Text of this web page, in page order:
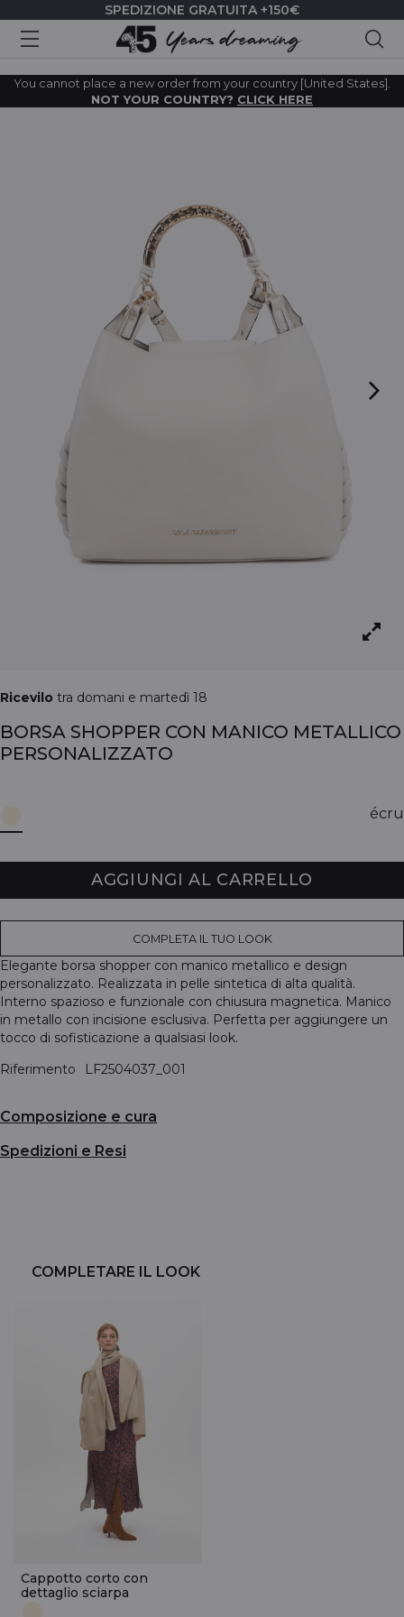
SPEDIZIONE GRATUITA +150€
You cannot place a new order from your country [United States].
NOT YOUR COUNTRY? CLICK HERE
Ricevilo tra domani e martedì 18
BORSA SHOPPER CON MANICO METALLICO
PERSONALIZZATO
écru
AGGIUNGI AL CARRELLO
COMPLETA IL TUO LOOK
Elegante borsa shopper con manico metallico e design
personalizzato. Realizzata in pelle sintetica di alta qualità.
Interno spazioso e funzionale con chiusura magnetica. Manico
in metallo con incisione esclusiva. Perfetta per aggiungere un
tocco di sofisticazione a qualsiasi look.
Riferimento
LF2504037_001
Composizione e cura
Spedizioni e Resi
COMPLETARE IL LOOK
Cappotto corto con
dettaglio sciarpa